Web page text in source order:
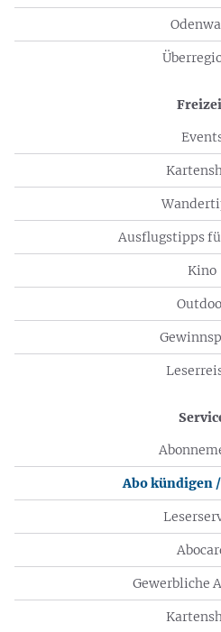
Ausflugstipps
Kino
Abo kündigen
Gewerbliche